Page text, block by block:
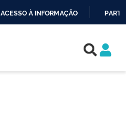
ACESSO À INFORMAÇÃO